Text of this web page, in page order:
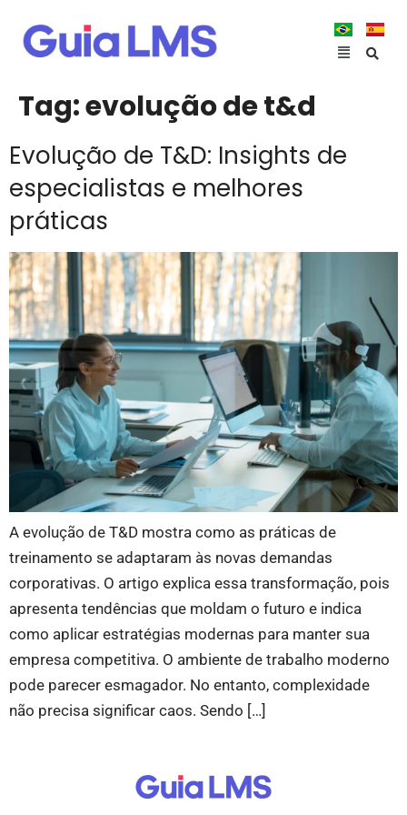
Tag:evolução de t&d
Evolução de T&D: Insights de
especialistas e melhores
práticas
A evolução de T&D mostra como as práticas de
treinamento se adaptaram às novas demandas
corporativas. O artigo explica essa transformação, pois
apresenta tendências que moldam o futuro e indica
como aplicar estratégias modernas para manter sua
empresa competitiva. O ambiente de trabalho moderno
pode parecer esmagador. No entanto, complexidade
não precisa significar caos. Sendo […]